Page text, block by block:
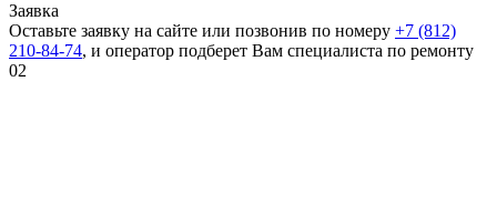
Заявка
Оставьте заявку на сайте или позвонив по номеру +7 (812)
210-84-74, и оператор подберет Вам специалиста по ремонту
02